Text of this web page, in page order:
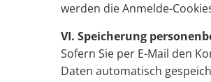
werden die Anmelde-
VI. Speicherung
Sofern Sie per E-Mail den
Daten automatisch